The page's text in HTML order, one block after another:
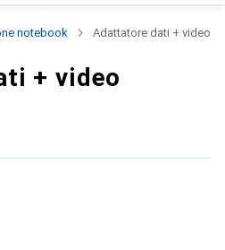
notebook Adattatore dati + video
+ video